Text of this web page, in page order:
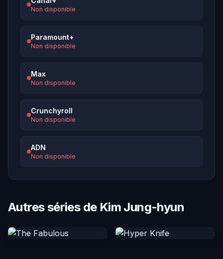
Non disponible
Paramount+
Non disponible
Max
Non disponible
Crunchyroll
Non disponible
ADN
Non disponible
Autres séries de Kim Jung-hyun